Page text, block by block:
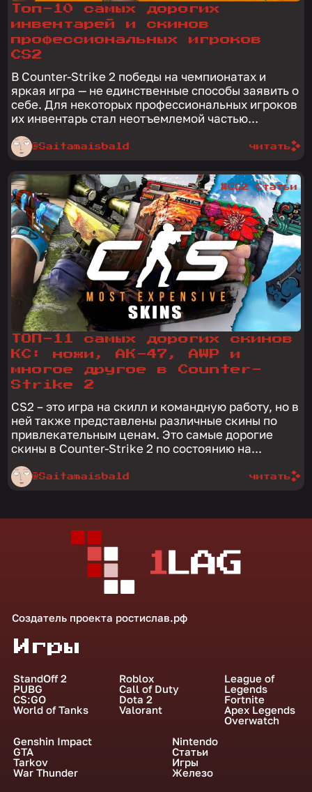
Топ-10 самых дорогих
инвентарей и скинов
профессиональных игроков
CS2
В Counter-Strike 2 победы на чемпионатах и
яркая игра — не единственные способы заявить о
себе. Для некоторых профессиональных игроков
их инвентарь стал неотъемлемой частью...
@Saitamaisbald читать
ТОП-11 самых дорогих скинов
КС: ножи, АК-47, AWP и
многое другое в Counter-
Strike 2
CS2 – это игра на скилл и командную работу, но в
ней также представлены различные скины по
привлекательным ценам. Это самые дорогие
скины в Counter-Strike 2 по состоянию на...
@Saitamaisbald
#CS2 Статьи
читать
Создатель проекта ростислав.рф
Игры
StandOff 2
PUBG
CS:GO
World of Tanks
Roblox
Call of Duty
Dota 2
Valorant
League of
Legends
Fortnite
Apex Legends
Overwatch
Genshin Impact
GTA
Tarkov
War Thunder
Nintendo
Статьи
Игры
Железо